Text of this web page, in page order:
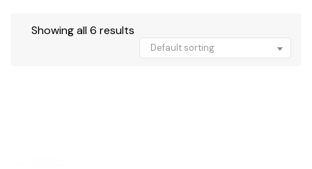
Showing all 6 results
Default sorting